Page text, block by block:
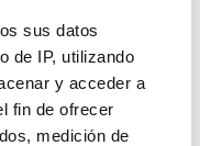
sus datos
de IP, utilizando
y acceder a
fin de ofrecer
medición de
en el
función de la
la finalidad
son